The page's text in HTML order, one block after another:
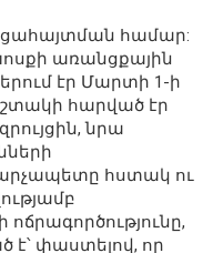
համար:
առանցքային
էր Մարտի 1-ի
հարված էր
նրա
հստակ ու
է՝ փաստելով, որ